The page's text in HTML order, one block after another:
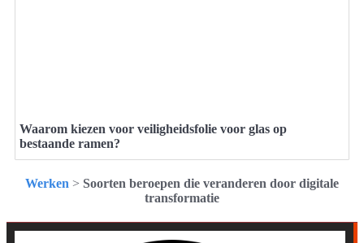
Waarom kiezen voor veiligheidsfolie voor glas op
bestaande ramen?
Werken > Soorten beroepen die veranderen door digitale
transformatie